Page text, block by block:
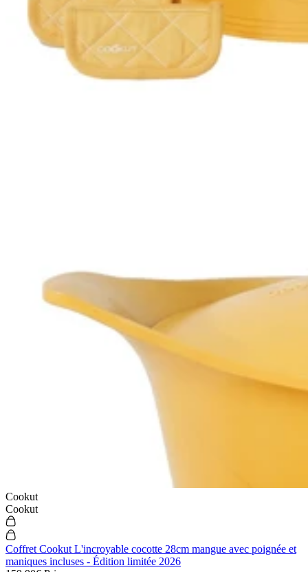
Cookut
Cookut
Coffret Cookut L'incroyable cocotte 28cm mangue avec poignée et
maniques incluses - Édition limitée 2026